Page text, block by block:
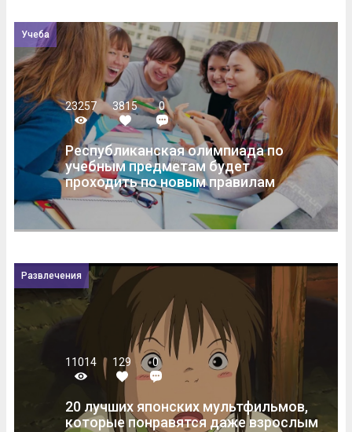
Учеба
23257 3815 0
Республиканская олимпиада по
учебным предметам будет
проходить по новым правилам
Развлечения
11014 129 0
20 лучших японских мультфильмов,
которые понравятся даже взрослым